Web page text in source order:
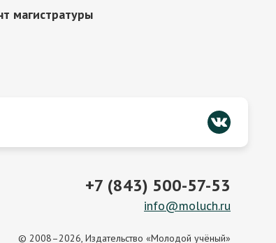
магистратуры
+7 (843) 500-57-53
info@moluch.ru
© 2008–2026, Издательство «Молодой учёный»